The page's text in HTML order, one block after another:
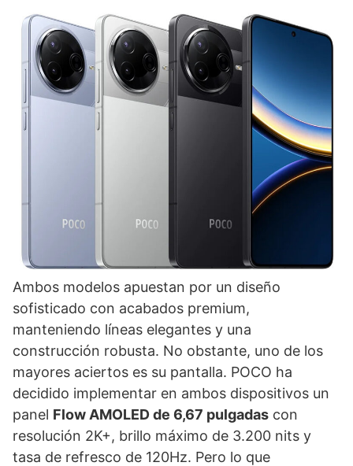
Ambos modelos apuestan por un diseño
sofisticado con acabados premium,
manteniendo líneas elegantes y una
construcción robusta. No obstante, uno de los
mayores aciertos es su pantalla. POCO ha
decidido implementar en ambos dispositivos un
panel Flow AMOLED de 6,67 pulgadas con
resolución 2K+, brillo máximo de 3.200 nits y
tasa de refresco de 120Hz. Pero lo que